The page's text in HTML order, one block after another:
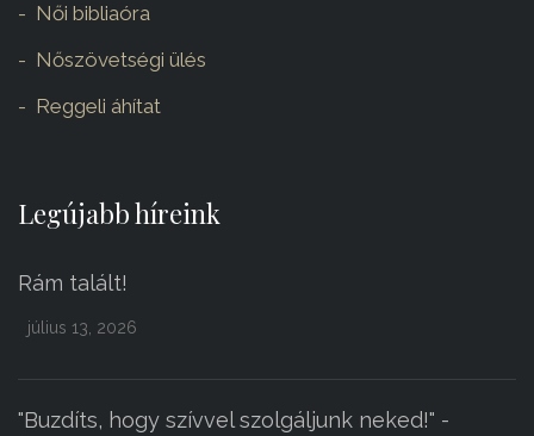
Női bibliaóra
Nőszövetségi ülés
Reggeli áhítat
Legújabb híreink
Rám talált!
július 13, 2026
"Buzdíts, hogy szívvel szolgáljunk neked!" -